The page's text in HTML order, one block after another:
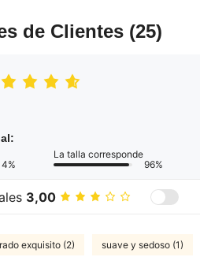
de Clientes (25)
4%
La talla corresponde
96%
3,00
exquisito (2) suave y sedoso (1)